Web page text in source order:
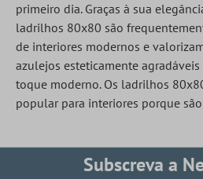
primeiro dia. Graças à sua
ladrilhos 80x80 são
de interiores modernos e
azulejos esteticamente
toque moderno. Os ladrilhos
popular para interiores porque
Subscreva a